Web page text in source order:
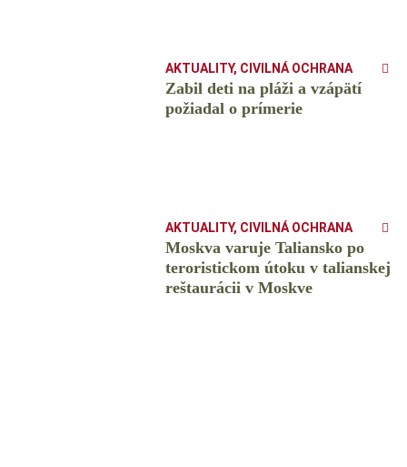
AKTUALITY, CIVILNÁ OCHRANA
Zabil deti na pláži a vzápätí
požiadal o prímerie
AKTUALITY, CIVILNÁ OCHRANA
Moskva varuje Taliansko po
teroristickom útoku v talianskej
reštaurácii v Moskve